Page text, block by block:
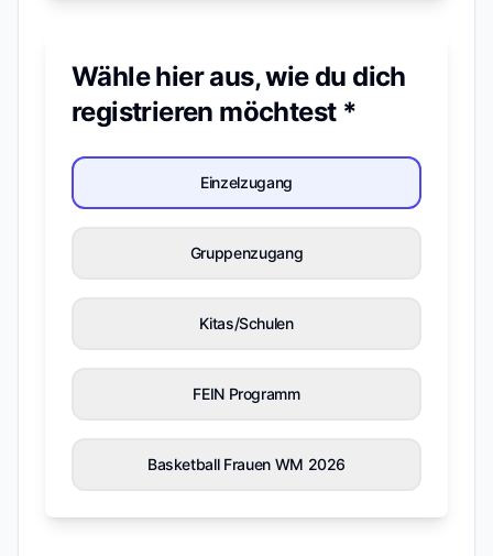
Wähle hier aus, wie du dich
registrieren möchtest *
Einzelzugang
Gruppenzugang
Kitas/Schulen
FEIN Programm
Basketball Frauen WM 2026